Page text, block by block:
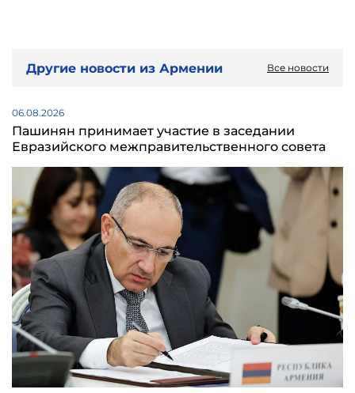
Другие новости из Армении Все новости
06.08.2026
Пашинян принимает участие в заседании
Евразийского межправительственного совета